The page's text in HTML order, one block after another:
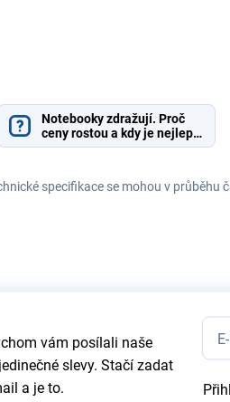
Notebooky zdražují. Proč
ceny rostou a kdy je nejlepší
čas nakoupit?
specifikace se mohou v průběhu
vám posílali naše
slevy. Stačí zadat
a je to.